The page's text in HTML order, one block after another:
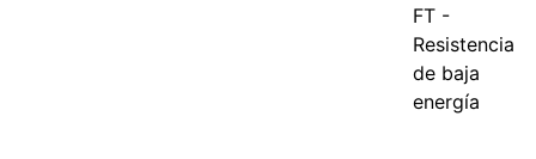
FT -
Resistencia
de baja
energía